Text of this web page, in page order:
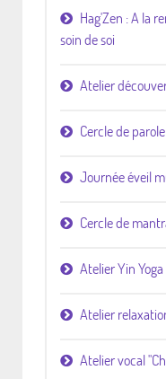
Hag'Zen : A la
soin de soi
Atelier
Cercle de
Journée éveil
Cercle de
Atelier Yin
Atelier
Atelier vocal